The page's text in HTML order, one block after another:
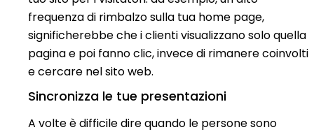
frequenza di rimbalzosulla tua home page,
significherebbe che i clienti visualizzano solo quella
pagina e poi fanno clic, invece di rimanere coinvolti
e cercare nel sito web.
Sincronizza le tue presentazioni
A volte è difficile dire quando le persone sono